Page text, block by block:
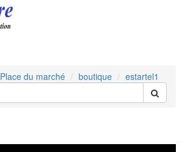
Place du marché boutique estartel1